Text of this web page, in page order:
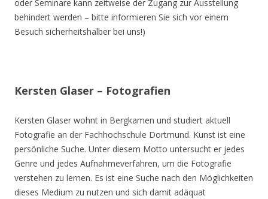
oder Seminare kann zeitweise der Zugang zur Ausstellung
behindert werden – bitte informieren Sie sich vor einem
Besuch sicherheitshalber bei uns!)
Kersten Glaser – Fotografien
Kersten Glaser wohnt in Bergkamen und studiert aktuell
Fotografie an der Fachhochschule Dortmund. Kunst ist eine
persönliche Suche. Unter diesem Motto untersucht er jedes
Genre und jedes Aufnahmeverfahren, um die Fotografie
verstehen zu lernen. Es ist eine Suche nach den Möglichkeiten
dieses Medium zu nutzen und sich damit adäquat